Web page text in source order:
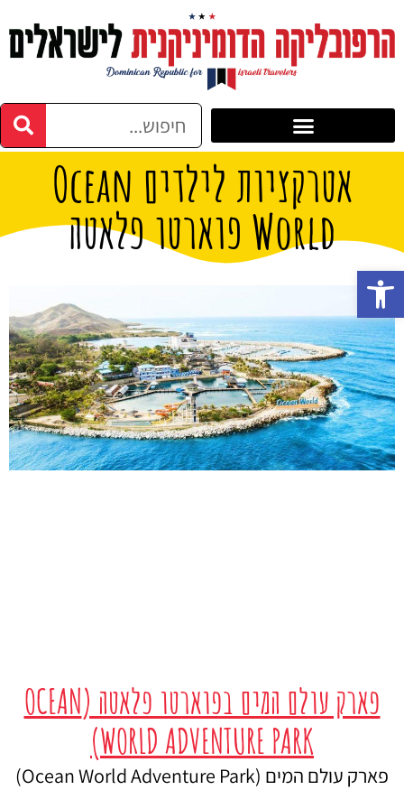
אטרקציות לילדים Ocean
World פוארטו פלאטה
פארק עולם המים בפוארטו פלאטה (OCEAN
WORLD ADVENTURE PARK)
פארק עולם המים (Ocean World Adventure Park)
פתח סרגל נגישות